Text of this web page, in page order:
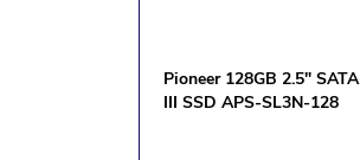
Pioneer 128GB 2.5" SATA
III SSD APS-SL3N-128